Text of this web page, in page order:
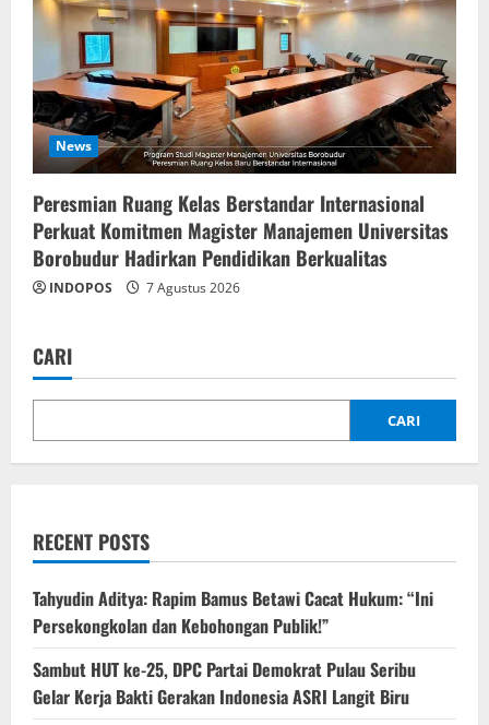
News
Peresmian Ruang Kelas Berstandar Internasional
Perkuat Komitmen Magister Manajemen Universitas
Borobudur Hadirkan Pendidikan Berkualitas
INDOPOS 7 Agustus 2026
CARI
CARI
RECENT POSTS
‎Tahyudin Aditya: Rapim Bamus Betawi Cacat Hukum: “Ini
Persekongkolan dan Kebohongan Publik!”
‎Sambut HUT ke-25, DPC Partai Demokrat Pulau Seribu
Gelar Kerja Bakti Gerakan Indonesia ASRI Langit Biru